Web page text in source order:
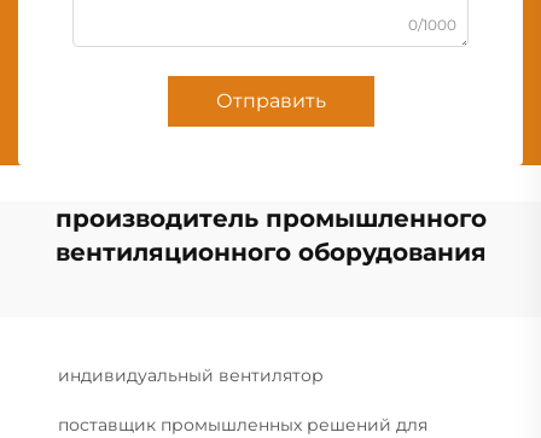
0/1000
Отправить
производитель промышленного
вентиляционного оборудования
индивидуальный вентилятор
поставщик промышленных решений для